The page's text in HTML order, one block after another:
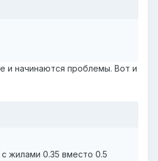
и начинаются проблемы. Вот и
с жилами 0.35 вместо 0.5